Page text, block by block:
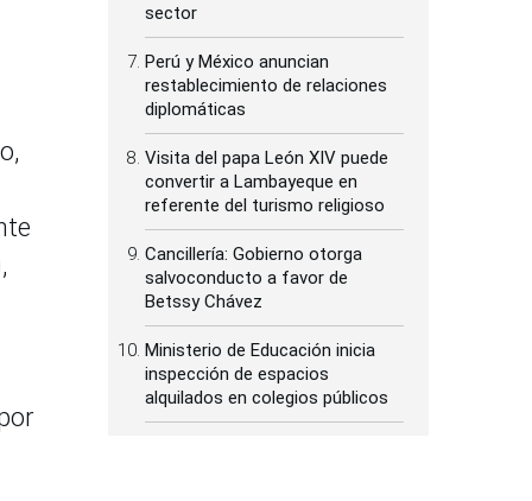
sector
Perú y México anuncian
restablecimiento de relaciones
diplomáticas
Visita del papa León XIV puede
convertir a Lambayeque en
referente del turismo religioso
Cancillería: Gobierno otorga
salvoconducto a favor de
Betssy Chávez
Ministerio de Educación inicia
inspección de espacios
alquilados en colegios públicos